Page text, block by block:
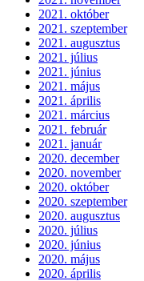
2021. október
2021. szeptember
2021. augusztus
2021. július
2021. június
2021. május
2021. április
2021. március
2021. február
2021. január
2020. december
2020. november
2020. október
2020. szeptember
2020. augusztus
2020. július
2020. június
2020. május
2020. április